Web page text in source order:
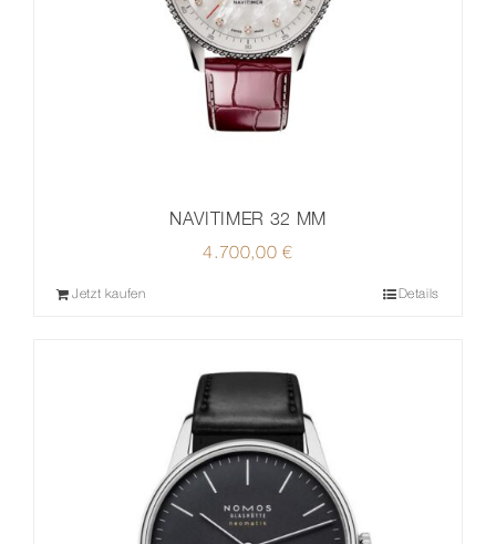
NAVITIMER 32 MM
4.700,00€
Jetzt kaufen Details